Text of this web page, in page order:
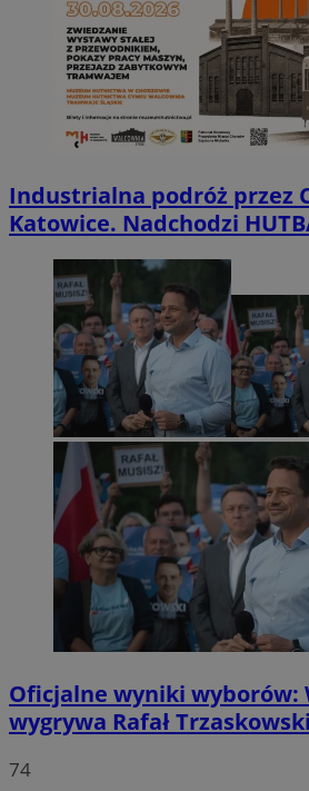
Industrialna podróż przez
Katowice. Nadchodzi
Oficjalne wyniki wyborów:
wygrywa Rafał
74